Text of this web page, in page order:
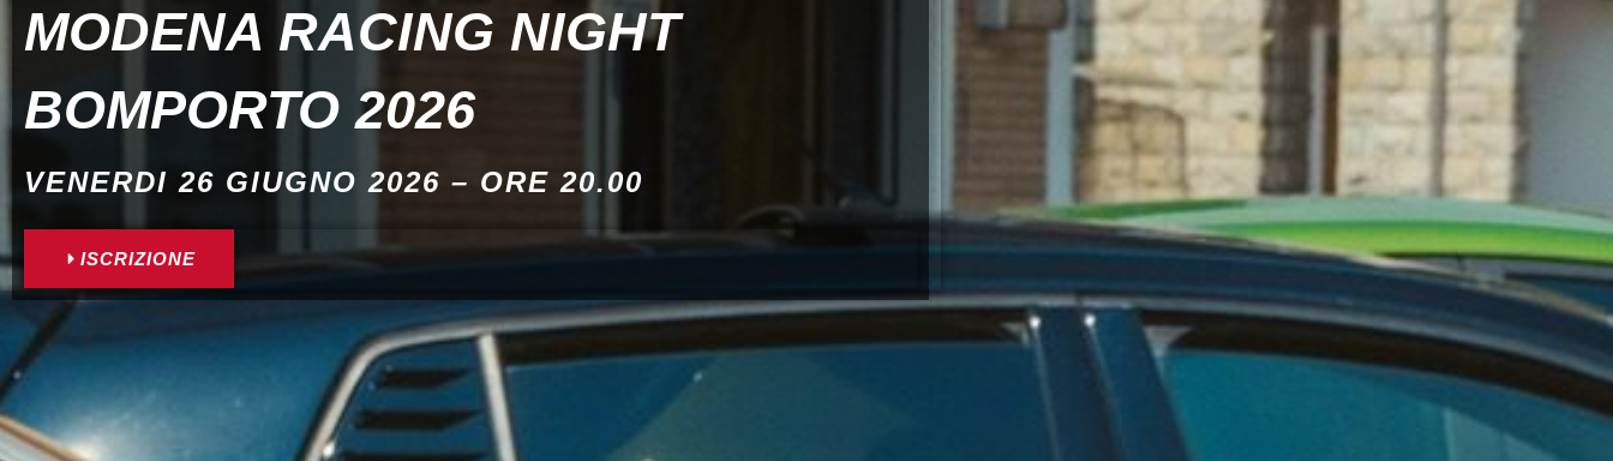
MODENA RACING NIGHT
BOMPORTO 2026
VENERDI 26 GIUGNO 2026 – ORE 20.00
ISCRIZIONE